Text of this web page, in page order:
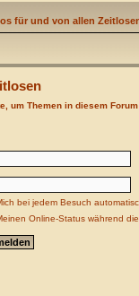
für und von allen
um Themen in diesem Forum
bei jedem Besuch
Online-Status während